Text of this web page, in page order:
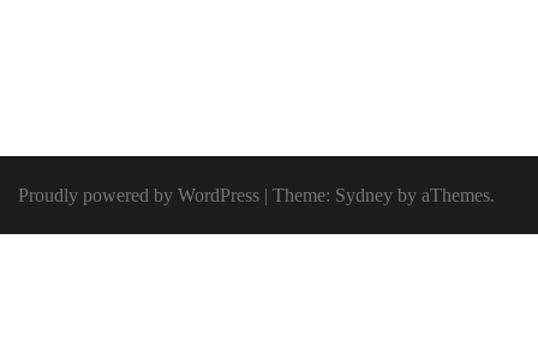
Proudly powered by WordPress | Theme: Sydney by aThemes.